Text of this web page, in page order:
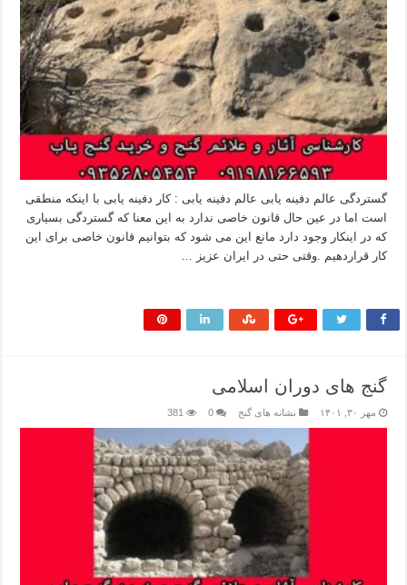
گستردگی عالم دفینه یابی عالم دفینه یابی : کار دفینه یابی با اینکه منطقی
است اما در عین حال قانون خاصی ندارد به این معنا که گستردگی بسیاری
که در اینکار وجود دارد مانع این می شود که بتوانیم قانون خاصی برای این
کار قراردهیم .وقتی حتی در ایران عزیز …
گنج های دوران اسلامی
مهر ۳۰, ۱۴۰۱ نشانه های گنج 0
381